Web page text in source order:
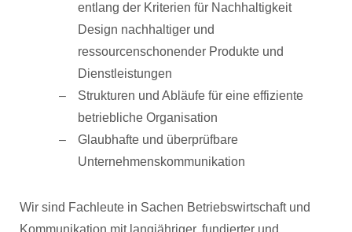
entlang der Kriterien für Nachhaltigkeit
Design nachhaltiger und
ressourcenschonender Produkte und
Dienstleistungen
Strukturen und Abläufe für eine effiziente
betriebliche Organisation
Glaubhafte und überprüfbare
Unternehmenskommunikation
Wir sind Fachleute in Sachen Betriebswirtschaft und
Kommunikation mit langjähriger, fundierter und